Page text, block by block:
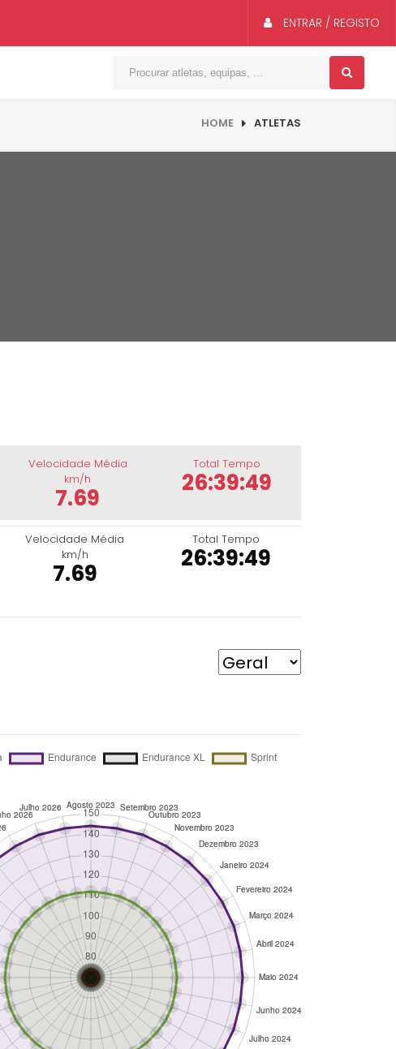
ENTRAR / REGISTO
HOME ATLETAS
Velocidade Média
km/h
7.69
Total Tempo
26:39:49
Velocidade Média
km/h
7.69
Total Tempo
26:39:49